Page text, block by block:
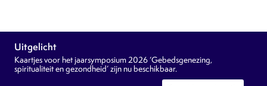
Uitgelicht
Kaartjes voor het jaarsymposium 2026 ‘Gebedsgenezing,
spiritualiteit en gezondheid’ zijn nu beschikbaar.